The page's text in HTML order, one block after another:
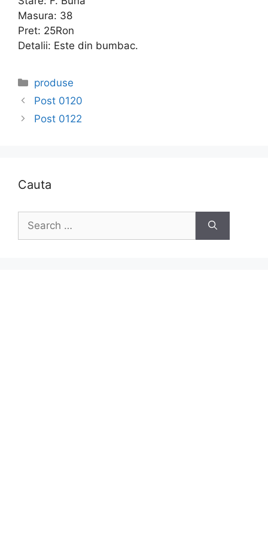
Masura: 38
Pret: 25Ron
Detalii: Este din bumbac.
Categories
produse
Post 0120
Post 0122
Cauta
for: